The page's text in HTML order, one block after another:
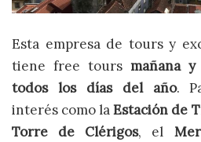
Esta empresa de tours y
tiene free tours mañana
todos los días del año.
interés como laEstación de
Torre de Clérigos, el